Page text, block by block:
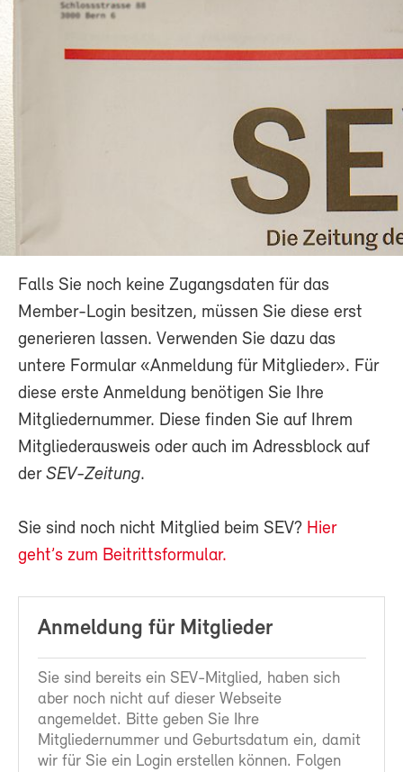
Falls Sie noch keine Zugangsdaten für das
Member-Login besitzen, müssen Sie diese erst
generieren lassen. Verwenden Sie dazu das
untere Formular «Anmeldung für Mitglieder». Für
diese erste Anmeldung benötigen Sie Ihre
Mitgliedernummer. Diese finden Sie auf Ihrem
Mitgliederausweis oder auch im Adressblock auf
der SEV-Zeitung.
Sie sind noch nicht Mitglied beim SEV? Hier
geht’s zum Beitrittsformular.
Anmeldung für Mitglieder
Sie sind bereits ein SEV-Mitglied, haben sich
aber noch nicht auf dieser Webseite
angemeldet. Bitte geben Sie Ihre
Mitgliedernummer und Geburtsdatum ein, damit
wir für Sie ein Login erstellen können. Folgen